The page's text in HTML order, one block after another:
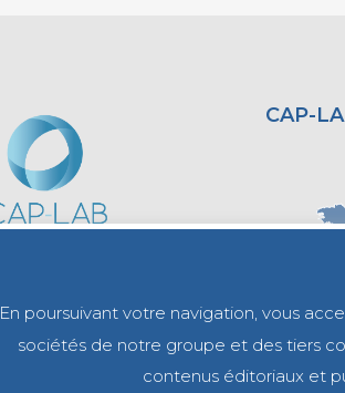
CAP-
En poursuivant votre navigation, vous
sociétés de notre groupe et des tiers
contenus éditoriaux et